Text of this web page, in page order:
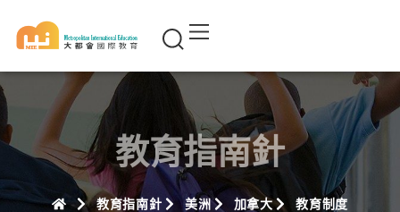
教育指南針
教育指南針 美洲 加拿大 教育制度